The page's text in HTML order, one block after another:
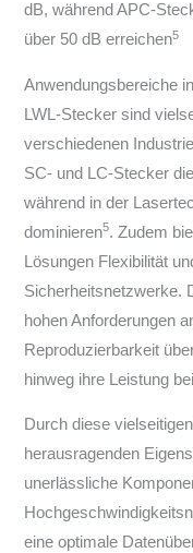
dB, während APC-
über 50 dB erreichen5
Anwendungsbereiche
LWL-Stecker sind
verschiedenen
SC- und LC-Stecker
während in der
dominieren5. Zudem
Lösungen Flexibilität
Sicherheitsnetzwerke.
hohen Anforderungen
Reproduzierbarkeit
hinweg ihre Leistung
Durch diese
herausragenden
unerlässliche
eine optimale